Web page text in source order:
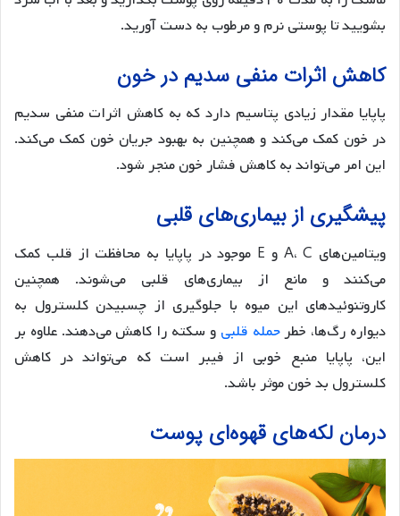
بشویید تا پوستی نرم و مرطوب به دست آورید.
کاهش اثرات منفی سدیم در خون
پاپایا مقدار زیادی پتاسیم دارد که به کاهش اثرات منفی سدیم
در خون کمک می‌کند و همچنین به بهبود جریان خون کمک می‌کند.
این امر می‌تواند به کاهش فشار خون منجر شود.
پیشگیری از بیماری‌های قلبی
ویتامین‌های A، C و E موجود در پاپایا به محافظت از قلب کمک
می‌کنند و مانع از بیماری‌های قلبی می‌شوند. همچنین
کاروتنوئیدهای این میوه با جلوگیری از چسبیدن کلسترول به
دیواره رگ‌ها، خطرحمله قلبی و سکته را کاهش می‌دهند. علاوه بر
این، پاپایا منبع خوبی از فیبر است که می‌تواند در کاهش
کلسترول بد خون موثر باشد.
درمان لکه‌های قهوه‌ای پوست